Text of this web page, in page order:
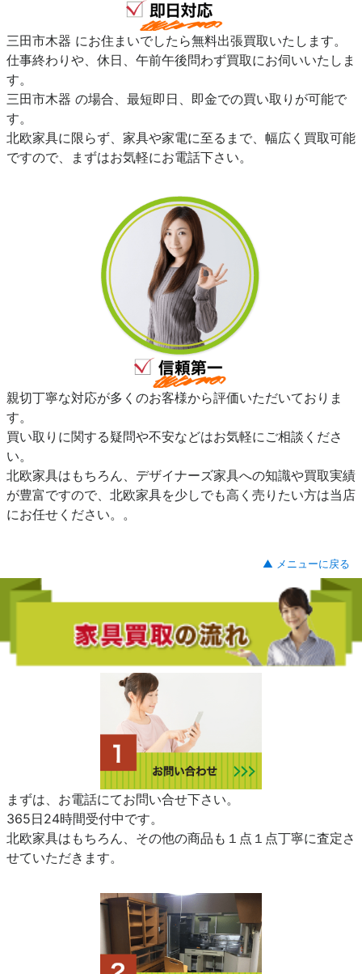
三田市木器 にお住まいでしたら無料出張買取いたします。
仕事終わりや、休日、午前午後問わず買取にお伺いいたしま
す。
三田市木器 の場合、最短即日、即金での買い取りが可能で
す。
北欧家具に限らず、家具や家電に至るまで、幅広く買取可能
ですので、まずはお気軽にお電話下さい。
親切丁寧な対応が多くのお客様から評価いただいておりま
す。
買い取りに関する疑問や不安などはお気軽にご相談くださ
い。
北欧家具はもちろん、デザイナーズ家具への知識や買取実績
が豊富ですので、北欧家具を少しでも高く売りたい方は当店
にお任せください。。
▲ メニューに戻る
まずは、お電話にてお問い合せ下さい。
365日24時間受付中です。
北欧家具はもちろん、その他の商品も１点１点丁寧に査定さ
せていただきます。